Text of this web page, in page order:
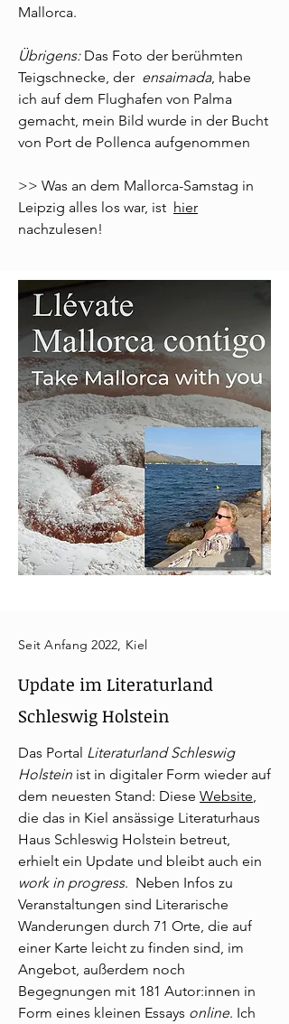
Mallorca.
Übrigens: Das Foto der berühmten
Teigschnecke, der ensaimada, habe
ich auf dem Flughafen von Palma
gemacht, mein Bild wurde in der Bucht
von Port de Pollenca aufgenommen
>> Was an dem Mallorca-Samstag in
Leipzig alles los war, ist hier
nachzulesen!
Seit Anfang 2022, Kiel
Update im Literaturland
Schleswig Holstein
Das Portal Literaturland Schleswig
Holstein ist in digitaler Form wieder auf
dem neuesten Stand: Diese Website,
die das in Kiel ansässige Literaturhaus
Haus Schleswig Holstein betreut,
erhielt ein Update und bleibt auch ein
work in progress. Neben Infos zu
Veranstaltungen sind Literarische
Wanderungen durch 71 Orte, die auf
einer Karte leicht zu finden sind, im
Angebot, außerdem noch
Begegnungen mit 181 Autor:innen in
Form eines kleinen Essays online. Ich